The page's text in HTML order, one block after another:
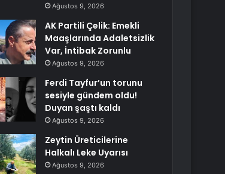
Ağustos 9, 2026
AK Partili Çelik: Emekli
Maaşlarında Adaletsizlik
Var, İntibak Zorunlu
Ağustos 9, 2026
Ferdi Tayfur’un torunu
sesiyle gündem oldu!
Duyan şaştı kaldı
Ağustos 9, 2026
Zeytin Üreticilerine
Halkalı Leke Uyarısı
Ağustos 9, 2026